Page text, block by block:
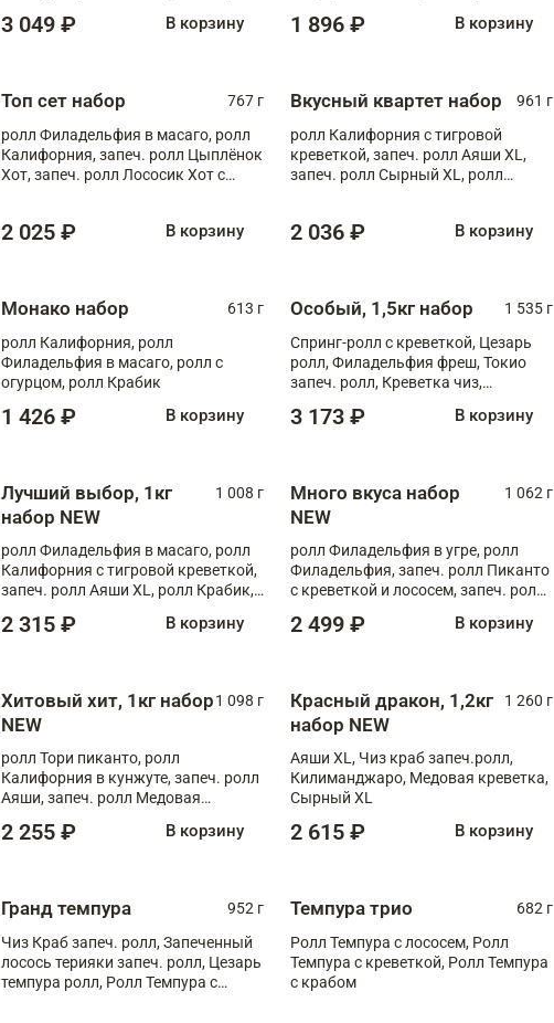
Тигровая креветка с моцареллой,
3 049 ₽ В корзину 1 896 ₽ В корзину
Топ сет набор
767 г
ролл Филадельфия в масаго, ролл
Калифорния, запеч. ролл Цыплёнок
Хот, запеч. ролл Лососик Хот с
2 025 ₽ В корзину
Вкусный квартет набор
961 г
ролл Калифорния с тигровой
креветкой, запеч. ролл Аяши XL,
запеч. ролл Сырный XL, ролл
2 036 ₽ В корзину
Монако набор
613 г
ролл Калифорния, ролл
Филадельфия в масаго, ролл с
огурцом, ролл Крабик
1 426 ₽ В корзину
Особый, 1,5кг набор
1 535 г
Спринг-ролл с креветкой, Цезарь
ролл, Филадельфия фреш, Токио
запеч. ролл, Креветка чиз,
Флорида
3 173 ₽ В корзину
Лучший выбор, 1кг
набор NEW
1 008 г
ролл Филадельфия в масаго, ролл
Калифорния с тигровой креветкой,
запеч. ролл Аяши XL, ролл Крабик,
2 315 ₽ В корзину
Много вкуса набор
NEW
1 062 г
ролл Филадельфия в угре, ролл
Филадельфия, запеч. ролл Пиканто
с креветкой и лососем, запеч. ролл
2 499 ₽ В корзину
Хитовый хит, 1кг набор
NEW
1 098 г
ролл Тори пиканто, ролл
Калифорния в кунжуте, запеч. ролл
Аяши, запеч. ролл Медовая
чукой
2 255 ₽ В корзину
Красный дракон, 1,2кг
набор NEW
1 260 г
Аяши XL, Чиз краб запеч.ролл,
Килиманджаро, Медовая креветка,
Сырный XL
2 615 ₽ В корзину
Гранд темпура
952 г
Чиз Краб запеч. ролл, Запеченный
лосось терияки запеч. ролл, Цезарь
темпура ролл, Ролл Темпура с
Темпура трио
682 г
Ролл Темпура с лососем, Ролл
Темпура с креветкой, Ролл Темпура
с крабом